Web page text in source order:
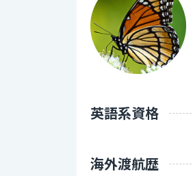
英語系資格
海外渡航歴